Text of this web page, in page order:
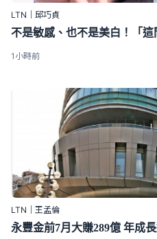
LTN｜邱巧貞
1小時前
LTN｜王孟倫
永豐金前7月大賺289億 年成